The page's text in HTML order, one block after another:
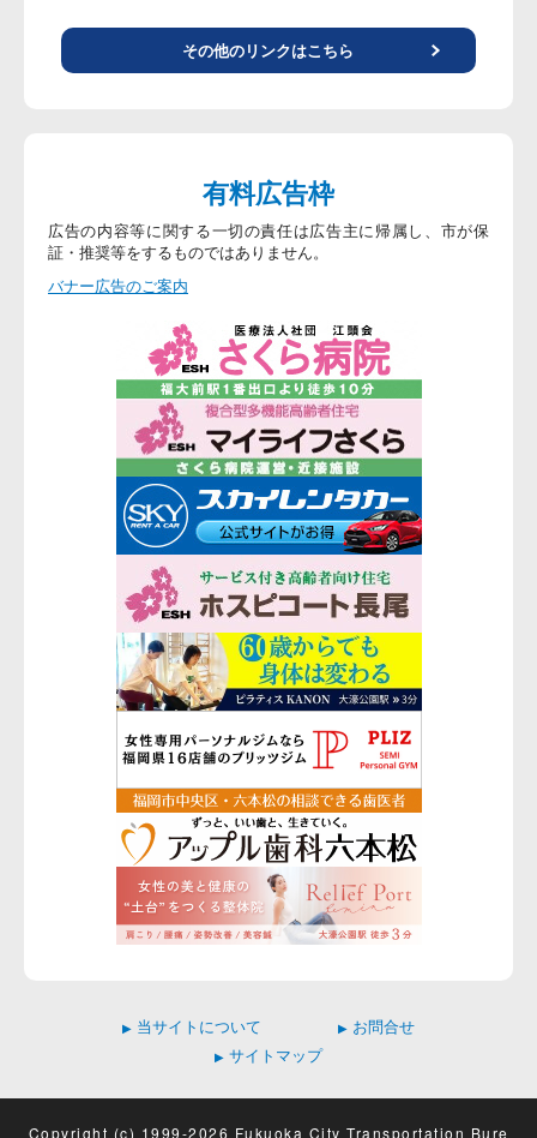
その他のリンクはこちら
有料広告枠
広告の内容等に関する一切の責任は広告主に帰属し、市が保
証・推奨等をするものではありません。
バナー広告のご案内
▶ 当サイトについて ▶ お問合せ
▶ サイトマップ
Copyright (c) 1999-2026 Fukuoka City Transportation Bure